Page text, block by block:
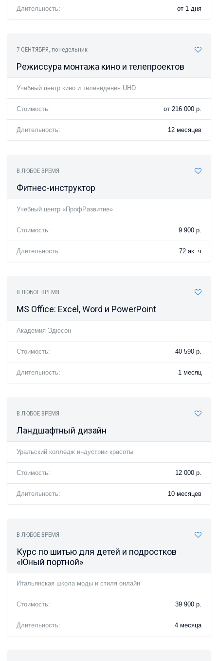
Длительность: от 1 дня
7 СЕНТЯБРЯ, понедельник
Режиссура монтажа кино и телепроектов
Учебный центр кино и телевидения UHD
Стоимость: от 216 000 р.
Длительность: 12 месяцев
В ЛЮБОЕ ВРЕМЯ
Фитнес-инструктор
Учебный центр «ПрофРазвитие»
Стоимость: 9 900 р.
Длительность: 72 ак. ч
В ЛЮБОЕ ВРЕМЯ
MS Office: Excel, Word и PowerPoint
Академия Эдюсон
Стоимость: 40 590 р.
Длительность: 1 месяц
В ЛЮБОЕ ВРЕМЯ
Ландшафтный дизайн
Уральский колледж индустрии красоты
Стоимость: 12 000 р.
Длительность: 10 месяцев
В ЛЮБОЕ ВРЕМЯ
Курс по шитью для детей и подростков
«Юный портной»
Итальянская школа моды и стиля онлайн
Стоимость: 39 900 р.
Длительность: 4 месяца